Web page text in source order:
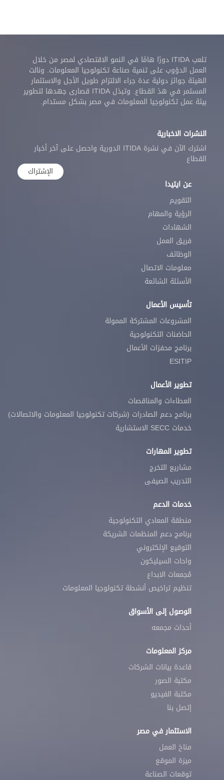
تلعب ITIDA دورًا هامًا في النمو الاقتصادي لمصر من خلال
العمل الدؤوب على تنمية صناعة تكنولوجيا المعلومات. ونالت
الهيئة جوائز دولية عدة جراء الالتزام طويل الأجل والاستثمار
المستمر في هذ القطاع. وتبذل ITIDA قصارى جهدها لتطوير
بيئة عمل تكنولوجيا المعلومات في مصر بشكل مستدام.
النشرات الاخبارية
اشترك الآن في نشرة ITIDA الدورية واحصل على آخر أخبار
القطاع
الإشتراك
عن ايتيدا
التقويم
الرؤية والمهام
الشهادات
فريق العمل
الوظائف
معلومات الاتصال
الأسئلة الشائعة
تأسيس الأعمال
المشروعات المشتركة الممولة
الحاضنات التكنولوجية
برنامج محفزات الأعمال
ESITIP
تطوير الأعمال
العطاءات والمناقصات
برنامج دعم الصادرات (شركات تكنولوجيا المعلومات والاتصالات)
خدمات SECC الاستشارية
تطوير المهارات
مشاريع التخرج
التدريب الصيفى
خدمات الدعم
منطقة المعادي التكنولوجية
برنامج دعم المنظمات الشريكة
التوقيع الإلكتروني
واحات السيليكون
مُجمعات الابداع
تنظيم تراخيص أنشطة تكنولوجيا المعلومات
الوصول إلى الأسواق
أحداث مجمعه
مركز المعلومات
قاعدة بيانات الشركات
مكتبة الصور
مكتبة الفيديو
إتصل بنا
الاستثمار في مصر
مناخ العمل
ميزة الموقع
توقعات الصناعة